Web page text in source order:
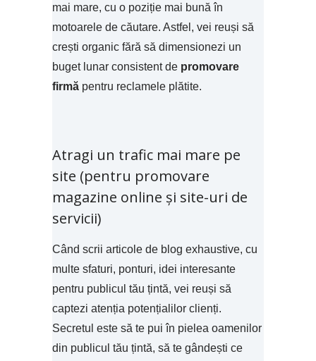
mai mare, cu o poziție mai bună în
motoarele de căutare. Astfel, vei reuși să
crești organic fără să dimensionezi un
buget lunar consistent de promovare
firmă pentru reclamele plătite.
Atragi un trafic mai mare pe
site (pentru promovare
magazine online și site-uri de
servicii)
Când scrii articole de blog exhaustive, cu
multe sfaturi, ponturi, idei interesante
pentru publicul tău țintă, vei reuși să
captezi atenția potențialilor clienți.
Secretul este să te pui în pielea oamenilor
din publicul tău țintă, să te gândești ce